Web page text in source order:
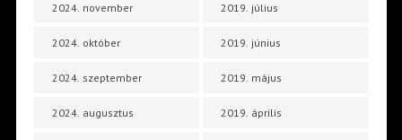
2024. november
2024. október
2024. szeptember
2024. augusztus
2019. július
2019. június
2019. május
2019. április